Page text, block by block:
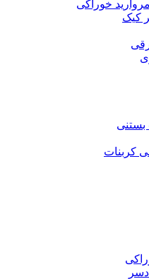
خوراکی
کیک
بستنی
کربنات